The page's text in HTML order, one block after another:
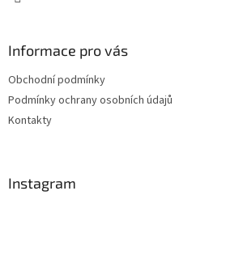
Informace pro vás
Obchodní podmínky
Podmínky ochrany osobních údajů
Kontakty
Instagram